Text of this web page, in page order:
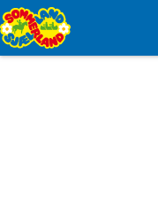
Spring til hovedindhold